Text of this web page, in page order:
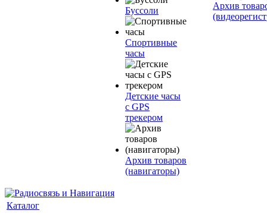
Буссоли
Спортивные
часы
Детские часы
с GPS
трекером
Архив товаров
(навигаторы)
Архив
Каталог